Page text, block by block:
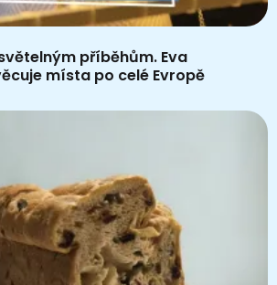
příběhům. Eva
místa po celé Evropě